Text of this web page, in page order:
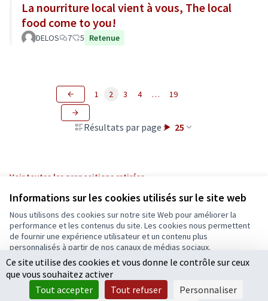
Informations sur les cookies utilisés sur le site web
Nous utilisons des cookies sur notre site Web pour améliorer la
performance et les contenus du site. Les cookies nous permettent
de fournir une expérience utilisateur et un contenu plus
personnalisés à partir de nos canaux de médias sociaux.
Tout accepter
Accepter seulement les cookies essentiels
La nourriture local vient à vous, The local
food come to you!
DELOS 7 5 Retenue
Résultats par page : 25
1 2 3 4 … 19
Voir toutes les propositions retirées
Conditions d'utilisation
Paramètres des cookies
Ecrivons Angers sur X
(Lien externe)
Ecrivons Angers sur Facebook
(Lien externe)
Licence
(Lien
Ce site utilise des cookies et vous donne le contrôle sur ceux
que vous souhaitez activer
Tout accepter
Tout refuser Personnaliser